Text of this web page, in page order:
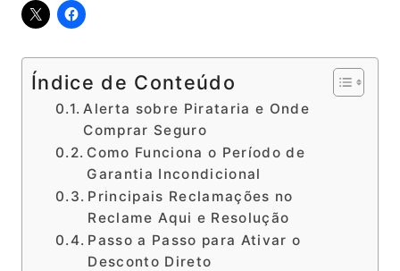
Índice de Conteúdo
Alerta sobre Pirataria e Onde
Comprar Seguro
Como Funciona o Período de
Garantia Incondicional
Principais Reclamações no
Reclame Aqui e Resolução
Passo a Passo para Ativar o
Desconto Direto